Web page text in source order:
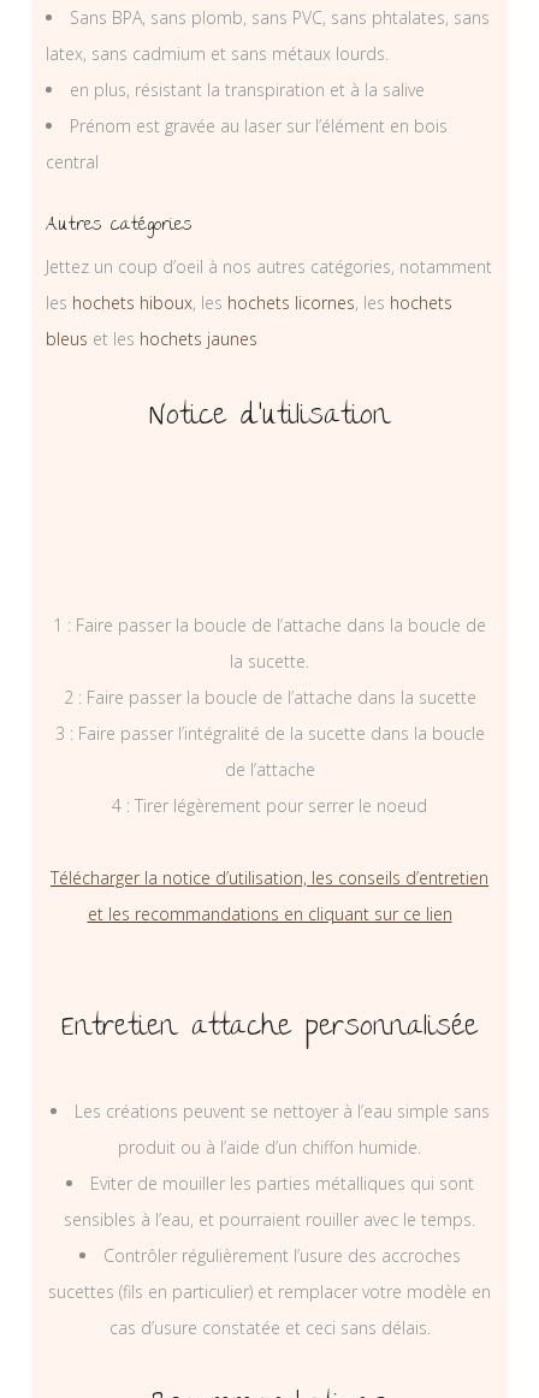
Sans BPA, sans plomb, sans PVC, sans phtalates, sans
latex, sans cadmium et sans métaux lourds.
en plus, résistant la transpiration et à la salive
Prénom est gravée au laser sur l’élément en bois
central
Autres catégories
Jettez un coup d’oeil à nos autres catégories, notamment
les hochets hiboux, les hochets licornes, les hochets
bleus et les hochets jaunes
Notice d’utilisation
1 : Faire passer la boucle de l’attache dans la boucle de
la sucette.
2 : Faire passer la boucle de l’attache dans la sucette
3 : Faire passer l’intégralité de la sucette dans la boucle
de l’attache
4 : Tirer légèrement pour serrer le noeud
Télécharger la notice d’utilisation, les conseils d’entretien
et les recommandations en cliquant sur ce lien
Entretien attache personnalisée
Les créations peuvent se nettoyer à l’eau simple sans
produit ou à l’aide d’un chiffon humide.
Eviter de mouiller les parties métalliques qui sont
sensibles à l’eau, et pourraient rouiller avec le temps.
Contrôler régulièrement l’usure des accroches
sucettes (fils en particulier) et remplacer votre modèle en
cas d’usure constatée et ceci sans délais.